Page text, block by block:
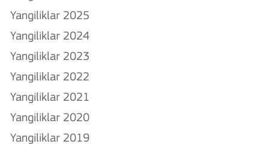
Yangiliklar 2025
Yangiliklar 2024
Yangiliklar 2023
Yangiliklar 2022
Yangiliklar 2021
Yangiliklar 2020
Yangiliklar 2019